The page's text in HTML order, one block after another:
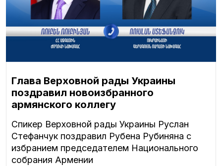
Глава Верховной рады Украины
поздравил новоизбранного
армянского коллегу
Спикер Верховной рады Украины Руслан
Стефанчук поздравил Рубена Рубиняна с
избранием председателем Национального
собрания Армении